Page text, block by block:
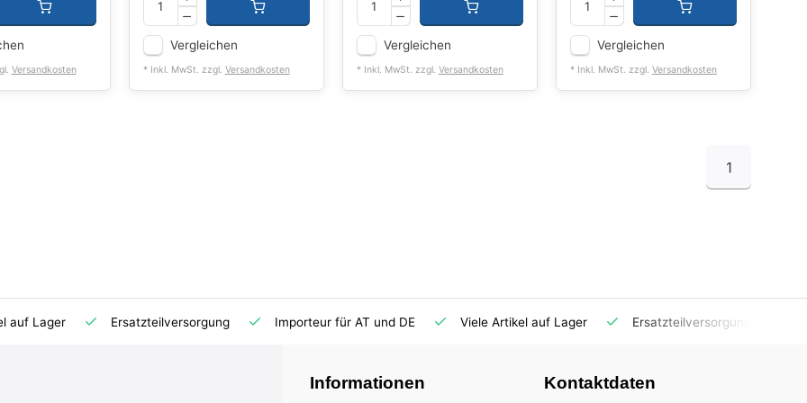
Versandkosten
Vergleichen
* Inkl. MwSt. zzgl. Versandkosten
Vergleichen
* Inkl. MwSt. zzgl. Versandkosten
Vergleichen
* Inkl. MwSt. zzgl. Versandkosten
1
auf Lager Ersatzteilversorgung Importeur für AT und DE Viele Artikel auf Lager Ersatzteilversorgung
Informationen Kontaktdaten